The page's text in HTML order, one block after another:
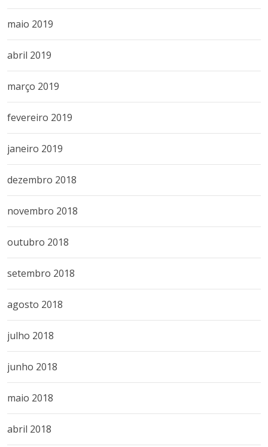
maio 2019
abril 2019
março 2019
fevereiro 2019
janeiro 2019
dezembro 2018
novembro 2018
outubro 2018
setembro 2018
agosto 2018
julho 2018
junho 2018
maio 2018
abril 2018